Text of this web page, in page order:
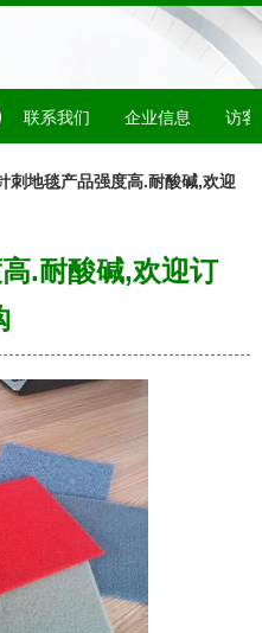
联系我们 企业信息 访客
刺地毯产品强度高.耐酸碱,欢迎
.耐酸碱,欢迎订